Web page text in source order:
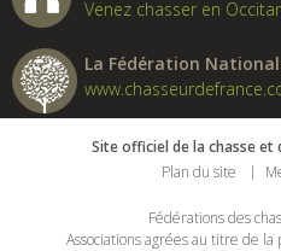
Venez chasser en
La Fédération
Site officiel de la chasse et
Plan du site
Fédérations des
Associations agrées au titre de